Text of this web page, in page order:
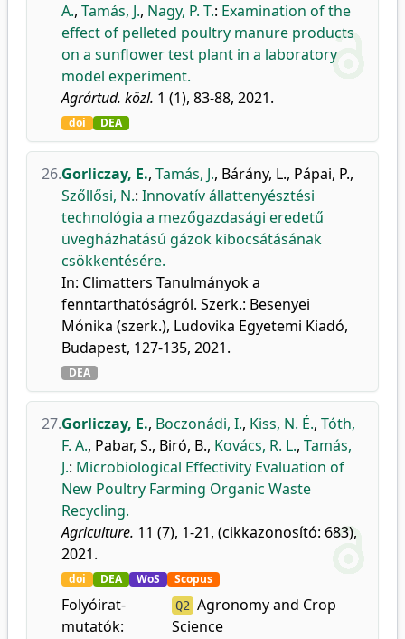
A., Tamás, J., Nagy, P. T.: Examination of the
effect of pelleted poultry manure products
on a sunflower test plant in a laboratory
model experiment.
Agrártud. közl. 1 (1), 83-88, 2021.
doi DEA
26.Gorliczay, E., Tamás, J., Bárány, L., Pápai, P.,
Szőllősi, N.: Innovatív állattenyésztési
technológia a mezőgazdasági eredetű
üvegházhatású gázok kibocsátásának
csökkentésére.
In: Climatters Tanulmányok a
fenntarthatóságról. Szerk.: Besenyei
Mónika (szerk.), Ludovika Egyetemi Kiadó,
Budapest, 127-135, 2021.
DEA
27.Gorliczay, E., Boczonádi, I., Kiss, N. É., Tóth,
F. A., Pabar, S., Biró, B., Kovács, R. L., Tamás,
J.: Microbiological Effectivity Evaluation of
New Poultry Farming Organic Waste
Recycling.
Agriculture. 11 (7), 1-21, (cikkazonosító: 683),
2021.
doi DEA WoS Scopus
Folyóirat-
mutatók:
Q2 Agronomy and Crop
Science